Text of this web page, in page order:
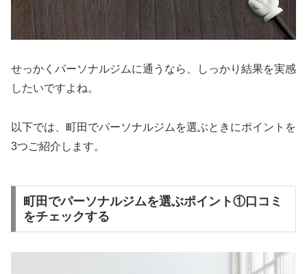
せっかくパーソナルジムに通うなら、しっかり結果を実感
したいですよね。
以下では、町田でパーソナルジムを選ぶときにポイントを
3つご紹介します。
町田でパーソナルジムを選ぶポイント①口コミ
をチェックする